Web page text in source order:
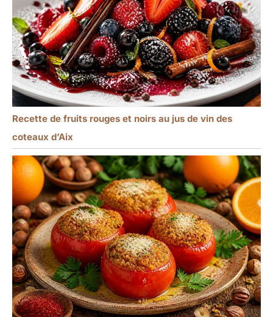
Recette de fruits rouges et noirs au jus de vin des
coteaux d’Aix